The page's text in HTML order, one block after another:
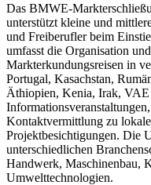
Das BMWE-
unterstützt kleine und
und Freiberufler beim
umfasst die Organisation
Markterkundungsreisen in
Portugal, Kasachstan,
Äthiopien, Kenia, Irak, VAE
Kontaktvermittlung zu
Projektbesichtigungen. Die
unterschiedlichen
Handwerk, Maschinenbau,
Umwelttechnologien.